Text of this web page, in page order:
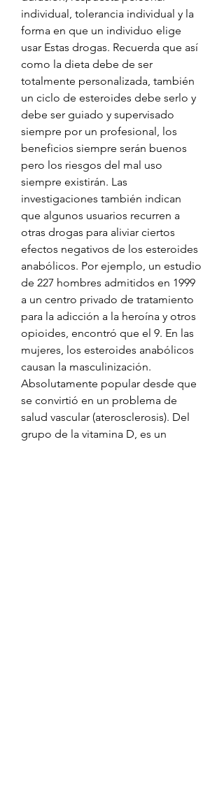
individual, tolerancia individual y la
forma en que un individuo elige
usar Estas drogas. Recuerda que así
como la dieta debe de ser
totalmente personalizada, también
un ciclo de esteroides debe serlo y
debe ser guiado y supervisado
siempre por un profesional, los
beneficios siempre serán buenos
pero los riesgos del mal uso
siempre existirán. Las
investigaciones también indican
que algunos usuarios recurren a
otras drogas para aliviar ciertos
efectos negativos de los esteroides
anabólicos. Por ejemplo, un estudio
de 227 hombres admitidos en 1999
a un centro privado de tratamiento
para la adicción a la heroína y otros
opioides, encontró que el 9. En las
mujeres, los esteroides anabólicos
causan la masculinización.
Absolutamente popular desde que
se convirtió en un problema de
salud vascular (aterosclerosis). Del
grupo de la vitamina D, es un